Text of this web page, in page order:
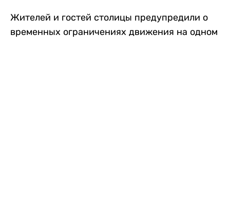
Жителей и гостей столицы предупредили о
временных ограничениях движения на одном